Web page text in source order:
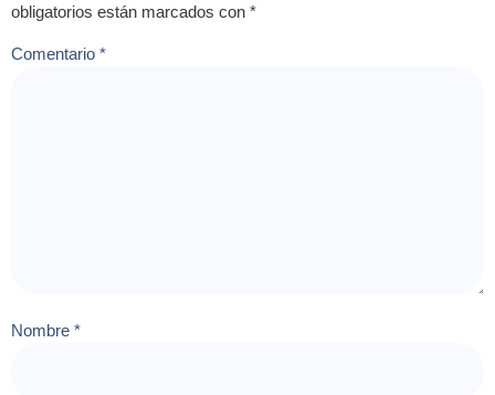
obligatorios están marcados con *
Comentario *
Nombre *